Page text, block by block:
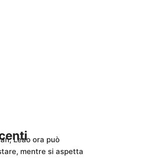
Leao ora può
mentre si aspetta